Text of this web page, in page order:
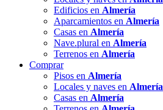
Edificios en Almería
Aparcamientos en Almería
Casas en Almería
Nave.plural en Almería
Terrenos en Almería
Comprar
Pisos en Almería
Locales y naves en Almería
Casas en Almería